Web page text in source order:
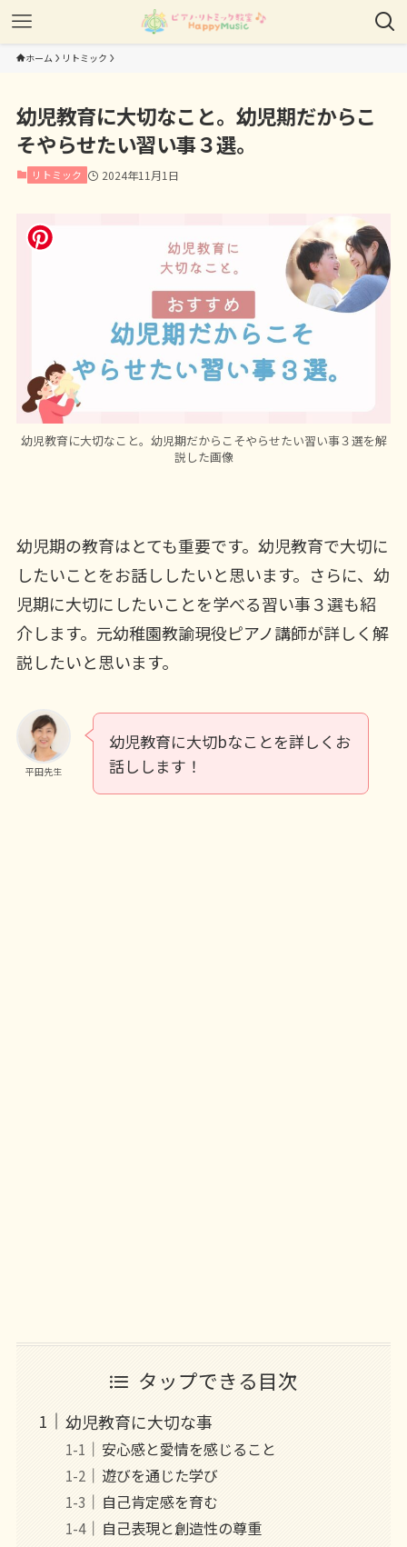
ホーム リトミック
幼児教育に大切なこと。幼児期だからこ
そやらせたい習い事３選。
リトミック 2024年11月1日
幼児教育に大切なこと。幼児期だからこそやらせたい習い事３選を解
説した画像
幼児期の教育はとても重要です。幼児教育で大切に
したいことをお話ししたいと思います。さらに、幼
児期に大切にしたいことを学べる習い事３選も紹
介します。元幼稚園教諭現役ピアノ講師が詳しく解
説したいと思います。
平田先生
幼児教育に大切bなことを詳しくお
話しします！
タップできる目次
幼児教育に大切な事
安心感と愛情を感じること
遊びを通じた学び
自己肯定感を育む
自己表現と創造性の尊重